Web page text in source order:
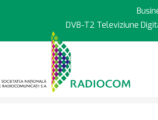
DVB-T2 Televiziune
> Servicii